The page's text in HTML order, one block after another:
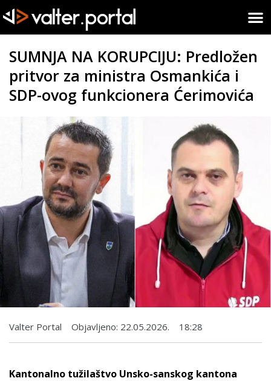
SUMNJA NA KORUPCIJU: Predložen
pritvor za ministra Osmankića i
SDP-ovog funkcionera Ćerimovića
Valter Portal Objavljeno: 22.05.2026. 18:28
Kantonalno tužilaštvo Unsko-sanskog kantona